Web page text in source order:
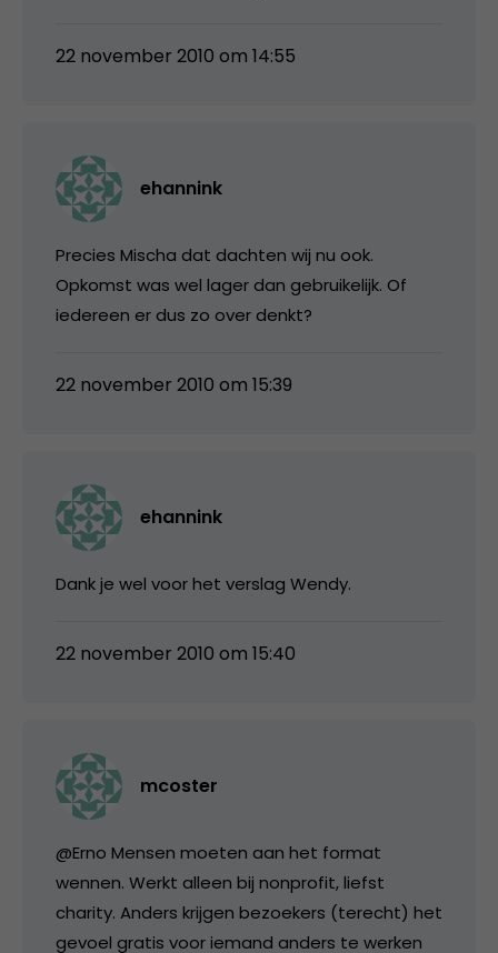
22 november 2010 om 14:55
ehannink
Precies Mischa dat dachten wij nu ook.
Opkomst was wel lager dan gebruikelijk. Of
iedereen er dus zo over denkt?
22 november 2010 om 15:39
ehannink
Dank je wel voor het verslag Wendy.
22 november 2010 om 15:40
mcoster
@Erno Mensen moeten aan het format
wennen. Werkt alleen bij nonprofit, liefst
charity. Anders krijgen bezoekers (terecht) het
gevoel gratis voor iemand anders te werken